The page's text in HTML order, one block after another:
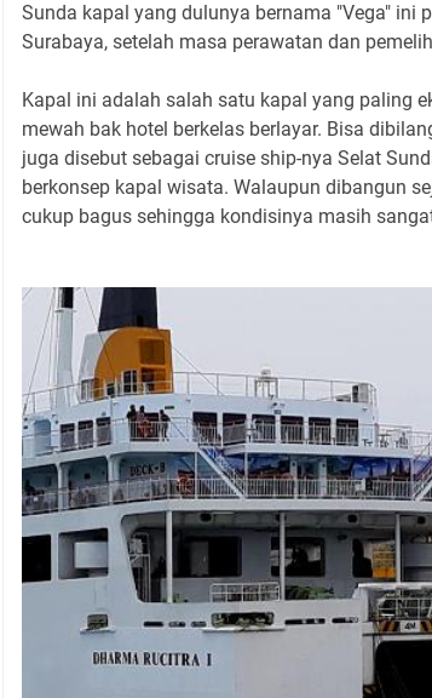
Sunda kapal yang dulunya bernama "Vega" ini
Surabaya, setelah masa perawatan dan
Kapal ini adalah salah satu kapal yang paling
mewah bak hotel berkelas berlayar. Bisa
juga disebut sebagai cruise ship-nya Selat
berkonsep kapal wisata. Walaupun dibangun
cukup bagus sehingga kondisinya masih